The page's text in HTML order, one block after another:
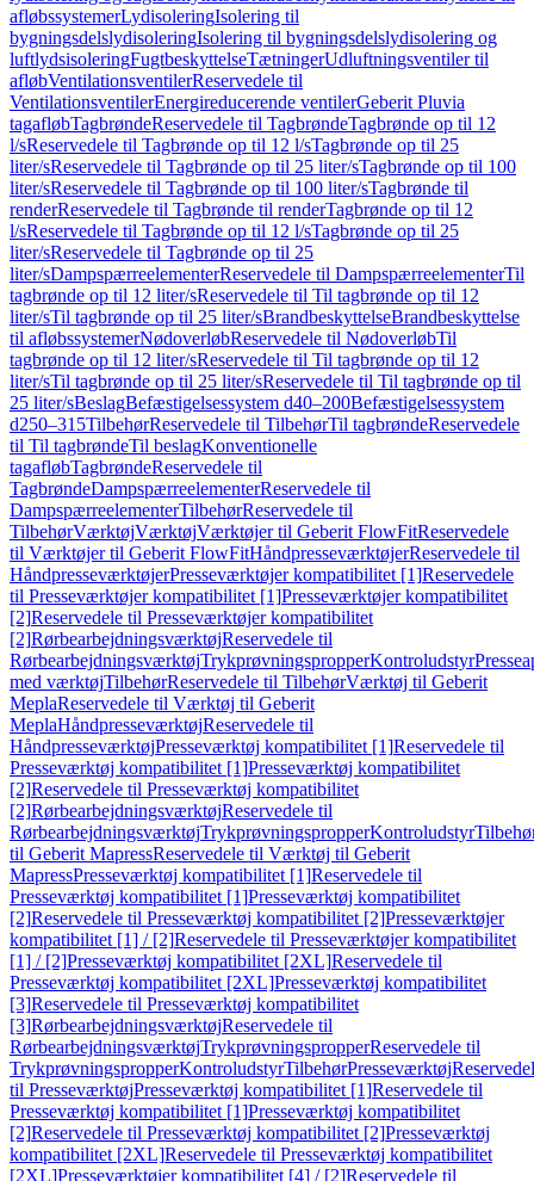
afløbssystemerLydisoleringIsolering til
bygningsdelslydisoleringIsolering til bygningsdelslydisolering og
luftlydsisoleringFugtbeskyttelseTætningerUdluftningsventiler til
afløbVentilationsventilerReservedele til
VentilationsventilerEnergireducerende ventilerGeberit Pluvia
tagafløbTagbrøndeReservedele til TagbrøndeTagbrønde op til 12
l/sReservedele til Tagbrønde op til 12 l/sTagbrønde op til 25
liter/sReservedele til Tagbrønde op til 25 liter/sTagbrønde op til 100
liter/sReservedele til Tagbrønde op til 100 liter/sTagbrønde til
renderReservedele til Tagbrønde til renderTagbrønde op til 12
l/sReservedele til Tagbrønde op til 12 l/sTagbrønde op til 25
liter/sReservedele til Tagbrønde op til 25
liter/sDampspærreelementerReservedele til DampspærreelementerTil
tagbrønde op til 12 liter/sReservedele til Til tagbrønde op til 12
liter/sTil tagbrønde op til 25 liter/sBrandbeskyttelseBrandbeskyttelse
til afløbssystemerNødoverløbReservedele til NødoverløbTil
tagbrønde op til 12 liter/sReservedele til Til tagbrønde op til 12
liter/sTil tagbrønde op til 25 liter/sReservedele til Til tagbrønde op til
25 liter/sBeslagBefæstigelsessystem d40–200Befæstigelsessystem
d250–315TilbehørReservedele til TilbehørTil tagbrøndeReservedele
til Til tagbrøndeTil beslagKonventionelle
tagafløbTagbrøndeReservedele til
TagbrøndeDampspærreelementerReservedele til
DampspærreelementerTilbehørReservedele til
TilbehørVærktøjVærktøjVærktøjer til Geberit FlowFitReservedele
til Værktøjer til Geberit FlowFitHåndpresseværktøjerReservedele til
HåndpresseværktøjerPresseværktøjer kompatibilitet [1]Reservedele
til Presseværktøjer kompatibilitet [1]Presseværktøjer kompatibilitet
[2]Reservedele til Presseværktøjer kompatibilitet
[2]RørbearbejdningsværktøjReservedele til
RørbearbejdningsværktøjTrykprøvningspropperKontroludstyr
med værktøjTilbehørReservedele til TilbehørVærktøj til Geberit
MeplaReservedele til Værktøj til Geberit
MeplaHåndpresseværktøjReservedele til
HåndpresseværktøjPresseværktøj kompatibilitet [1]Reservedele til
Presseværktøj kompatibilitet [1]Presseværktøj kompatibilitet
[2]Reservedele til Presseværktøj kompatibilitet
[2]RørbearbejdningsværktøjReservedele til
RørbearbejdningsværktøjTrykprøvningspropperKontroludstyr
til Geberit MapressReservedele til Værktøj til Geberit
MapressPresseværktøj kompatibilitet [1]Reservedele til
Presseværktøj kompatibilitet [1]Presseværktøj kompatibilitet
[2]Reservedele til Presseværktøj kompatibilitet [2]Presseværktøjer
kompatibilitet [1] / [2]Reservedele til Presseværktøjer kompatibilitet
[1] / [2]Presseværktøj kompatibilitet [2XL]Reservedele til
Presseværktøj kompatibilitet [2XL]Presseværktøj kompatibilitet
[3]Reservedele til Presseværktøj kompatibilitet
[3]RørbearbejdningsværktøjReservedele til
RørbearbejdningsværktøjTrykprøvningspropperReservedele til
TrykprøvningspropperKontroludstyrTilbehørPresseværktøj
til PresseværktøjPresseværktøj kompatibilitet [1]Reservedele til
Presseværktøj kompatibilitet [1]Presseværktøj kompatibilitet
[2]Reservedele til Presseværktøj kompatibilitet [2]Presseværktøj
kompatibilitet [2XL]Reservedele til Presseværktøj kompatibilitet
[2XL]Presseværktøjer kompatibilitet [4] / [2]Reservedele til